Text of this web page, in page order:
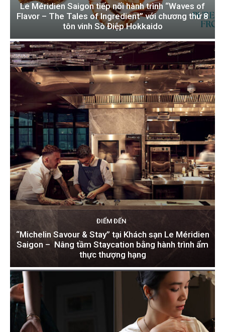
Le Méridien Saigon tiếp nối hành trình “Waves of
Flavor – The Tales of Ingredient” với chương thứ 8
tôn vinh Sò Điệp Hokkaido
ĐIỂM ĐẾN
“Michelin Savour & Stay” tại Khách sạn Le Méridien
Saigon – Nâng tầm Staycation bằng hành trình ẩm
thực thượng hạng